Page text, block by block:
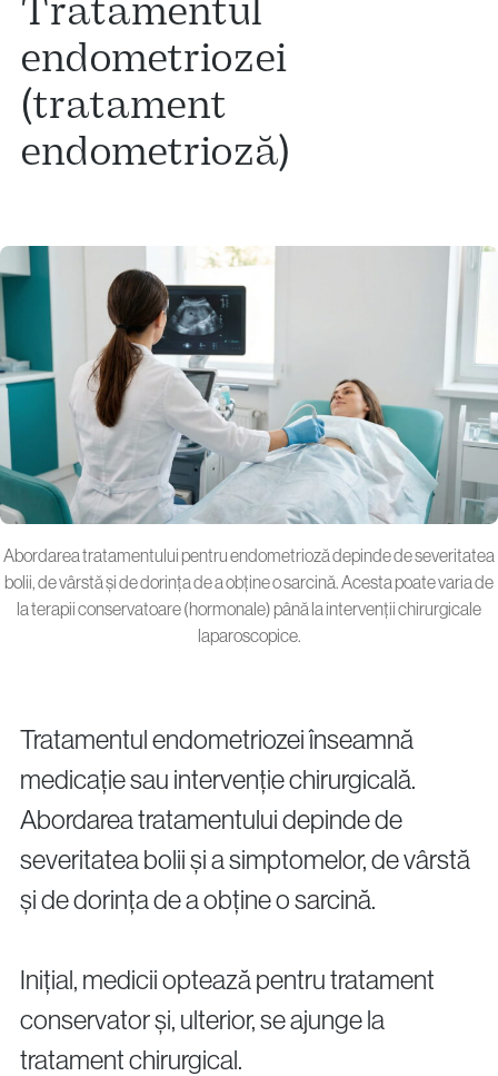
Tratamentul
endometriozei
(tratament
endometrioză)
Abordarea tratamentului pentru endometrioză depinde de severitatea
bolii, de vârstă și de dorința de a obține o sarcină. Acesta poate varia de
la terapii conservatoare (hormonale) până la intervenții chirurgicale
laparoscopice.
Tratamentul endometriozei înseamnă
medicație sau intervenție chirurgicală.
Abordarea tratamentului depinde de
severitatea bolii și a simptomelor, de vârstă
și de dorința de a obține o sarcină.
Inițial, medicii optează pentru tratament
conservator și, ulterior, se ajunge la
tratament chirurgical.